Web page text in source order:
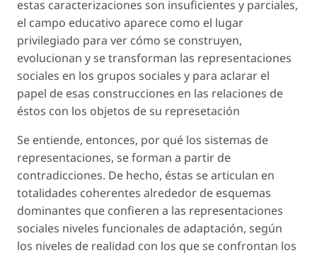
estas caracterizaciones son insuficientes y parciales,
el campo educativo aparece como el lugar
privilegiado para ver cómo se construyen,
evolucionan y se transforman las representaciones
sociales en los grupos sociales y para aclarar el
papel de esas construcciones en las relaciones de
éstos con los objetos de su represetación
Se entiende, entonces, por qué los sistemas de
representaciones, se forman a partir de
contradicciones. De hecho, éstas se articulan en
totalidades coherentes alrededor de esquemas
dominantes que confieren a las representaciones
sociales niveles funcionales de adaptación, según
los niveles de realidad con los que se confrontan los